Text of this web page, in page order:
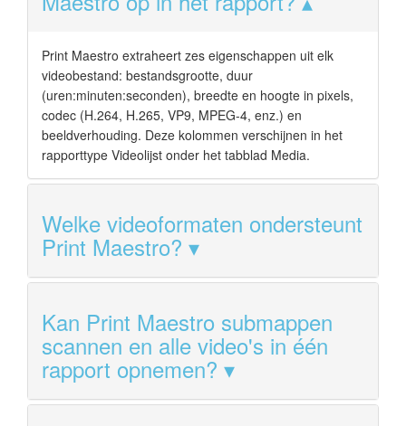
Print Maestro extraheert zes eigenschappen uit elk
videobestand: bestandsgrootte, duur
(uren:minuten:seconden), breedte en hoogte in pixels,
codec (H.264, H.265, VP9, MPEG-4, enz.) en
beeldverhouding. Deze kolommen verschijnen in het
rapporttype Videolijst onder het tabblad Media.
Welke videoformaten ondersteunt
Print Maestro?
Kan Print Maestro submappen
scannen en alle video's in één
rapport opnemen?